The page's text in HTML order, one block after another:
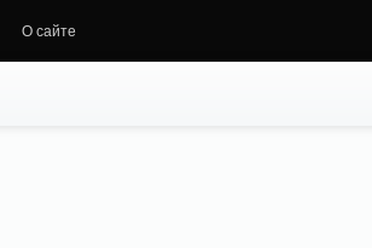
О сайте